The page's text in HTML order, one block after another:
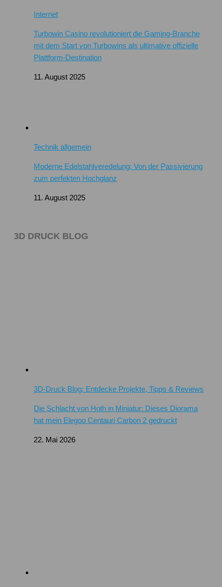
Internet
Turbowin Casino revolutioniert die Gaming-Branche
mit dem Start von Turbowins als ultimative offizielle
Plattform-Destination
11. August 2025
Technik allgemein
Moderne Edelstahlveredelung: Von der Passivierung
zum perfekten Hochglanz
11. August 2025
3D DRUCK BLOG
3D-Druck Blog: Entdecke Projekte, Tipps & Reviews
Die Schlacht von Hoth in Miniatur: Dieses Diorama
hat mein Elegoo Centauri Carbon 2 gedruckt
22. Mai 2026